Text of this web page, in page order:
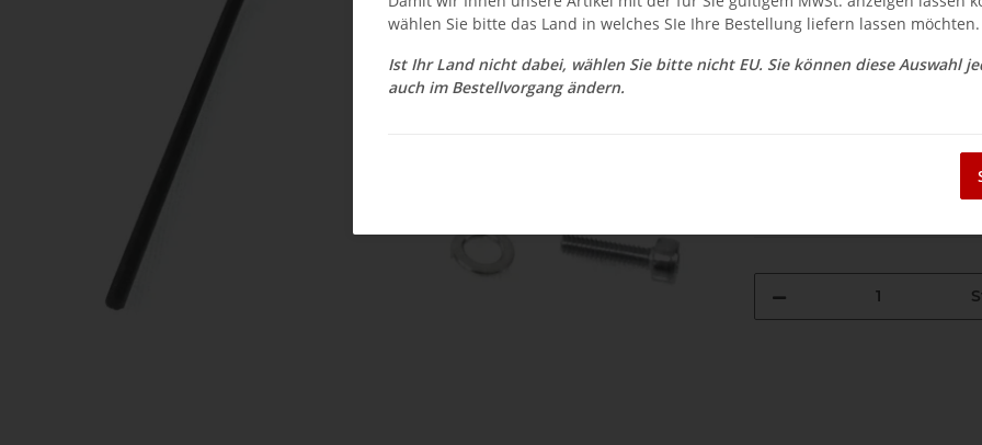
$ 15.34
wählen Sie bitte das Land in welches SIe Ihre Bestellung liefern lassen möchten.
Ist Ihr Land nicht dabei, wählen Sie bitte nicht EU. Sie können diese Auswahl
auch im Bestellvorgang ändern.